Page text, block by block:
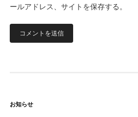
ールアドレス、サイトを保存する。
お知らせ